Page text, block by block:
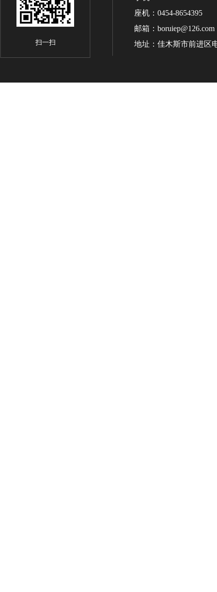
扫一扫
座机：0454-8654395
邮箱：boruiep@126.com
地址：佳木斯市前进区